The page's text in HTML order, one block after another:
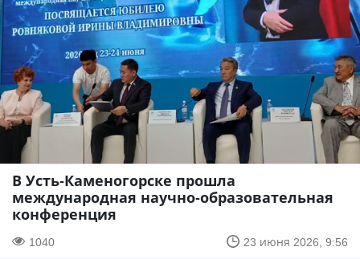
В Усть-Каменогорске прошла
международная научно-образовательная
конференция
1040 23 июня 2026, 9:56